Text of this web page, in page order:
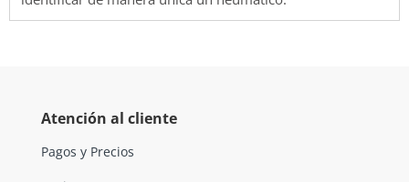
Atención al cliente
Pagos y Precios